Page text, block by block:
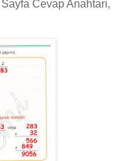
Cevap Anahtarı,